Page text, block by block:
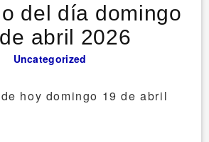
del día domingo
abril 2026
Uncategorized
hoy domingo 19 de abril